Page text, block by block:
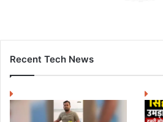
Recent Tech News